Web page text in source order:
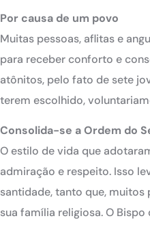
Por causa de um povo
Muitas pessoas, aflitas e
para receber conforto e
atônitos, pelo fato de sete
terem escolhido,
Consolida-se a Ordem do
O estilo de vida que
admiração e respeito. Isso
santidade, tanto que,
sua família religiosa. O